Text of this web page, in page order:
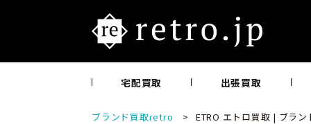
宅配買取 出張買取
ブランド買取retro > ETRO エトロ買取 | ブラ